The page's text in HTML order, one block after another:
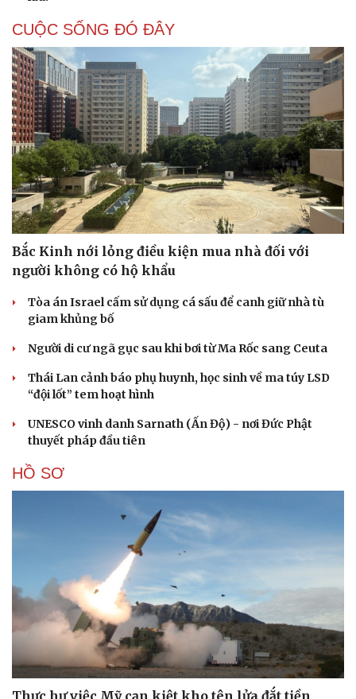
Nga và Ukraine chạy đua tác chiến trên không, dò tìm
“tử huyệt” của đối phương
“Yết hầu” Hormuz thành con bài của Iran, tàu chiến Mỹ
bị đặt trước lằn ranh đỏ
Tên lửa đạn đạo Nga khoét sâu lỗ hổng phòng không
Ukraine
Vì sao ông Trump “nóng mặt” trước tin Mỹ thiếu tên
lửa?
CUỘC SỐNG ĐÓ ĐÂY
Bắc Kinh nới lỏng điều kiện mua nhà đối với
người không có hộ khẩu
Người di cư ngã gục sau khi bơi từ Ma Rốc sang Ceuta
Thái Lan cảnh báo phụ huynh, học sinh về ma túy LSD
“đội lốt” tem hoạt hình
UNESCO vinh danh Sarnath (Ấn Độ) - nơi Đức Phật
thuyết pháp đầu tiên
HỒ SƠ